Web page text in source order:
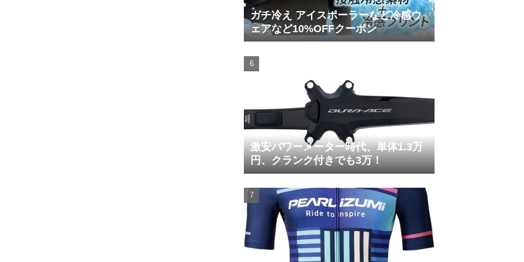
ガチ冷え アイスポーラーなど冷感ウ
ェアなど10%OFFクーポン
激安パワーメーター時代、単体1.3万
円、クランク付きでも3万！